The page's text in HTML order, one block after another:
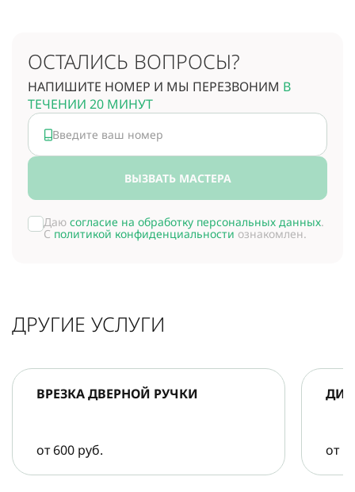
ОСТАЛИСЬ ВОПРОСЫ?
НАПИШИТЕ НОМЕР И МЫ ПЕРЕЗВОНИМ В
ТЕЧЕНИИ 20 МИНУТ
ВЫЗВАТЬ МАСТЕРА
Даю согласие на обработку персональных данных.
С политикой конфиденциальности ознакомлен.
ДРУГИЕ УСЛУГИ
ВРЕЗКА ДВЕРНОЙ РУЧКИ
от 600 руб. от